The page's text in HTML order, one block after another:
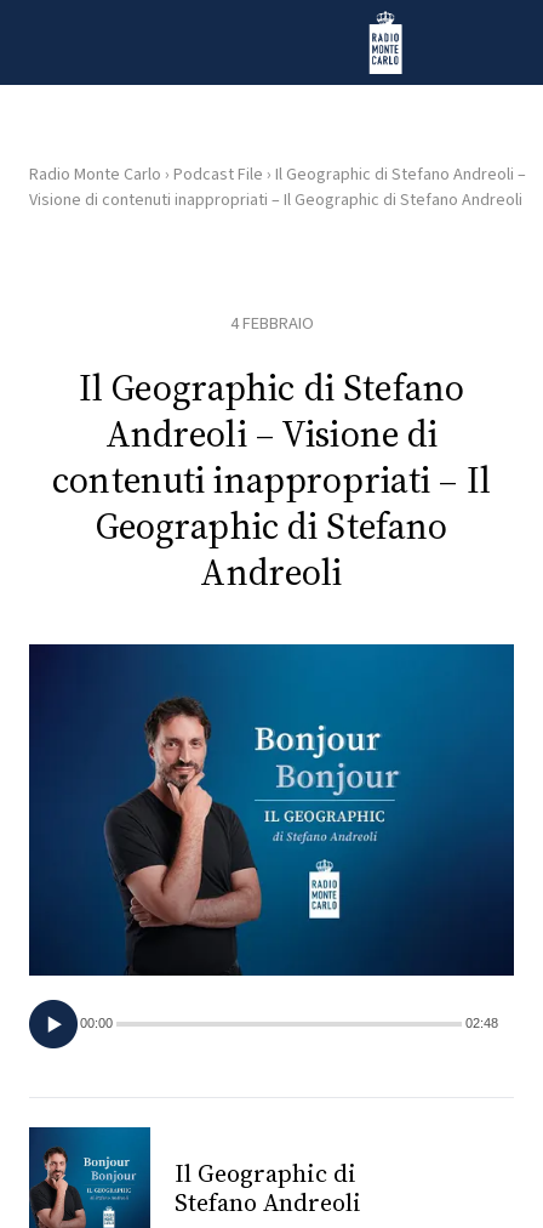
Radio Monte Carlo
HOME
RADIO
PLAYLIST
NEWS
VIDEO
PRINCIPATO
DI
MONACO
CONSIGLIA
Radio Monte Carlo › Podcast File › Il Geographic di Stefano Andreoli –
Visione di contenuti inappropriati – Il Geographic di Stefano Andreoli
4 FEBBRAIO
Il Geographic di Stefano
Andreoli – Visione di
contenuti inappropriati – Il
Geographic di Stefano
Andreoli
00:00 02:48
Il Geographic di
Stefano Andreoli